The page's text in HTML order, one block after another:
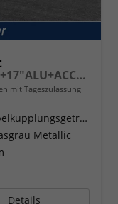
Business AHK+MASSAGE+NAVI+17"ALU+ACC+KAMERA+LED
mit Tageszulassung
Doppelkupplungsgetriebe (DSG)
Metallic
Details